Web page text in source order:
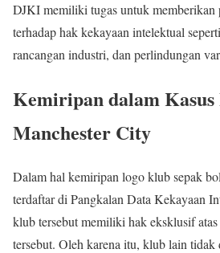
DJKI memiliki tugas untuk memberikan
terhadap hak kekayaan intelektual
rancangan industri, dan perlindungan
Kemiripan dalam Kasus
Manchester City
Dalam hal kemiripan logo klub sepak
terdaftar di Pangkalan Data Kekayaan
klub tersebut memiliki hak eksklusif
tersebut. Oleh karena itu, klub lain tidak